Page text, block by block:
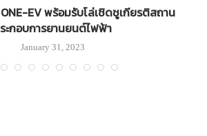
EV พร้อมรับโล่เชิดชูเกียรติสถาน
ะกอบการยานยนต์ไฟฟ้า
January 31, 2023